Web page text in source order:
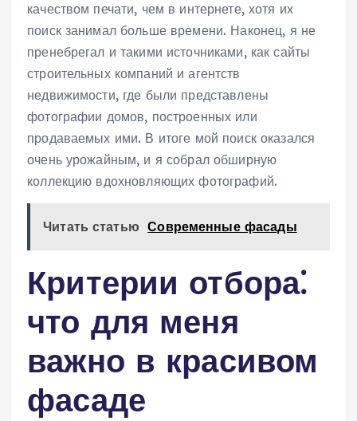
качеством печати, чем в интернете, хотя их
поиск занимал больше времени. Наконец, я не
пренебрегал и такими источниками, как сайты
строительных компаний и агентств
недвижимости, где были представлены
фотографии домов, построенных или
продаваемых ими. В итоге мой поиск оказался
очень урожайным, и я собрал обширную
коллекцию вдохновляющих фотографий.
Читать статью Современные фасады
Критерии отбора⁚
что для меня
важно в красивом
фасаде